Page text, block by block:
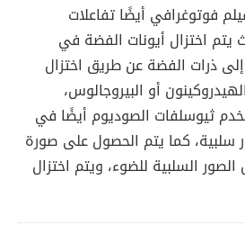
فوتوغرافي أيضًا تفاعلات
يتم اختزال أيونات الفضة في
ذرات الفضة عن طريق اختزال
أو البيروجالوس،
ثيوسلفات الصوديوم أيضًا في
كما يتم الحصول على صورة
السلبية للضوء، ويتم اختزال